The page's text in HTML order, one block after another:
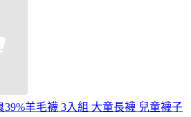
39%羊毛襪 3入組 大童長襪 兒童襪子